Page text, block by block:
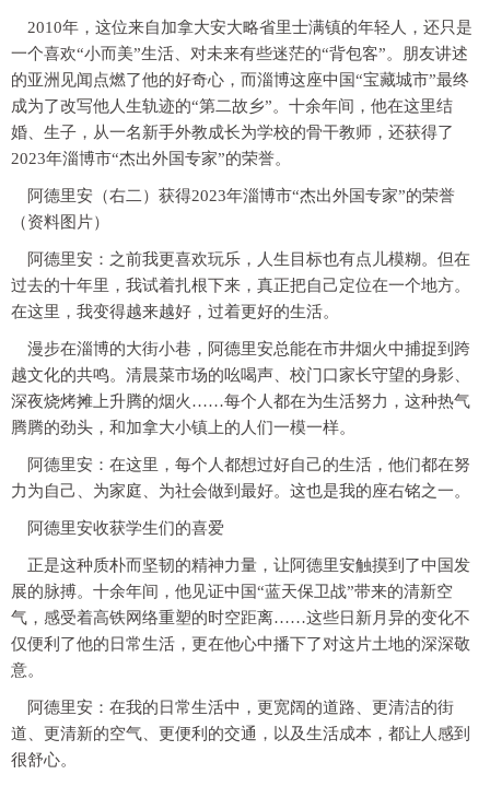
2010年，这位来自加拿大安大略省里士满镇的年轻人，还只是
一个喜欢“小而美”生活、对未来有些迷茫的“背包客”。朋友讲述
的亚洲见闻点燃了他的好奇心，而淄博这座中国“宝藏城市”最终
成为了改写他人生轨迹的“第二故乡”。十余年间，他在这里结
婚、生子，从一名新手外教成长为学校的骨干教师，还获得了
2023年淄博市“杰出外国专家”的荣誉。
阿德里安（右二）获得2023年淄博市“杰出外国专家”的荣誉
（资料图片）
阿德里安：之前我更喜欢玩乐，人生目标也有点儿模糊。但在
过去的十年里，我试着扎根下来，真正把自己定位在一个地方。
在这里，我变得越来越好，过着更好的生活。
漫步在淄博的大街小巷，阿德里安总能在市井烟火中捕捉到跨
越文化的共鸣。清晨菜市场的吆喝声、校门口家长守望的身影、
深夜烧烤摊上升腾的烟火……每个人都在为生活努力，这种热气
腾腾的劲头，和加拿大小镇上的人们一模一样。
阿德里安：在这里，每个人都想过好自己的生活，他们都在努
力为自己、为家庭、为社会做到最好。这也是我的座右铭之一。
阿德里安收获学生们的喜爱
正是这种质朴而坚韧的精神力量，让阿德里安触摸到了中国发
展的脉搏。十余年间，他见证中国“蓝天保卫战”带来的清新空
气，感受着高铁网络重塑的时空距离……这些日新月异的变化不
仅便利了他的日常生活，更在他心中播下了对这片土地的深深敬
意。
阿德里安：在我的日常生活中，更宽阔的道路、更清洁的街
道、更清新的空气、更便利的交通，以及生活成本，都让人感到
很舒心。